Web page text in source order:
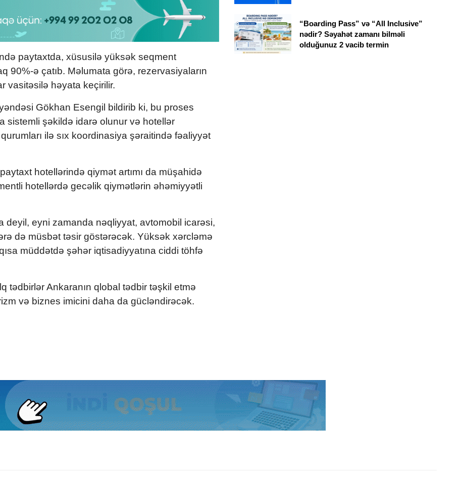
paytaxtda, xüsusilə yüksək seqment
90%-ə çatıb. Məlumata görə, rezervasiyaların
vasitəsilə həyata keçirilir.
Gökhan Esengil
bildirib ki, bu proses
sistemli şəkildə idarə olunur və hotellər
ilə sıx koordinasiya şəraitində fəaliyyət
hotellərində qiymət artımı da müşahidə
hotellərdə gecəlik qiymətlərin əhəmiyyətli
deyil, eyni zamanda nəqliyyat, avtomobil icarəsi,
də müsbət təsir göstərəcək. Yüksək xərcləmə
müddətdə şəhər iqtisadiyyatına ciddi töhfə
tədbirlər Ankaranın qlobal tədbir təşkil etmə
və biznes imicini daha da gücləndirəcək.
“Boarding Pass” və “All Inclusive”
nədir? Səyahət zamanı bilməli
olduğunuz 2 vacib termin